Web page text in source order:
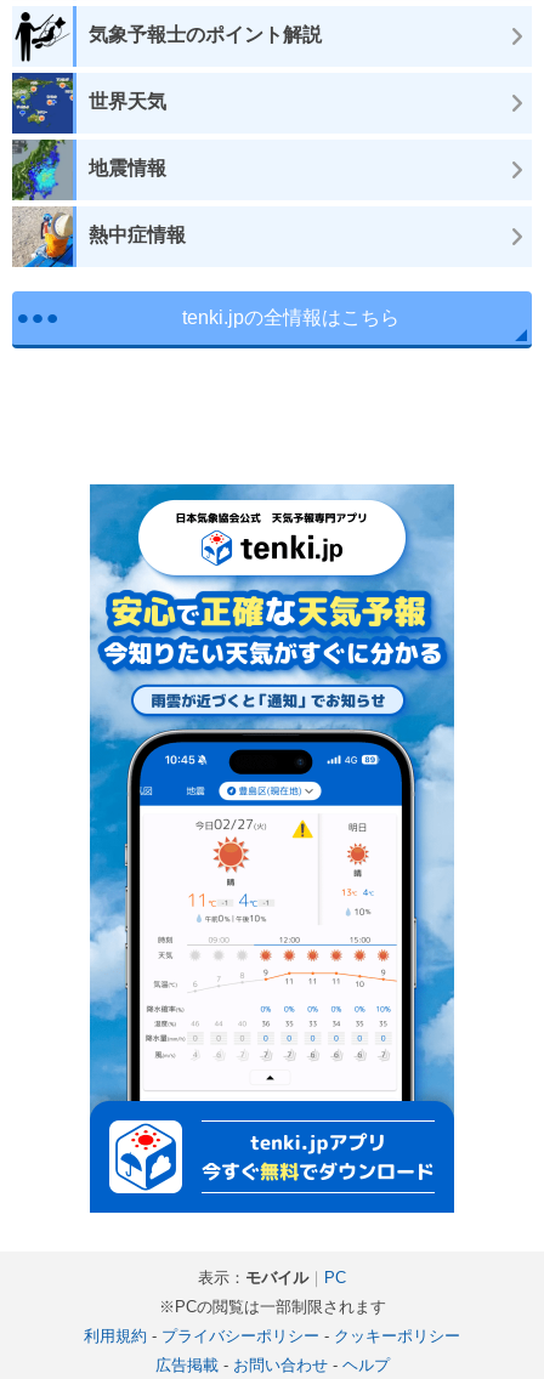
気象予報士のポイント解説
世界天気
地震情報
熱中症情報
tenki.jpの全情報はこちら
表示： モバイル｜ PC
※PCの閲覧は一部制限されます
利用規約 - プライバシーポリシー - クッキーポリシー
広告掲載- お問い合わせ- ヘルプ